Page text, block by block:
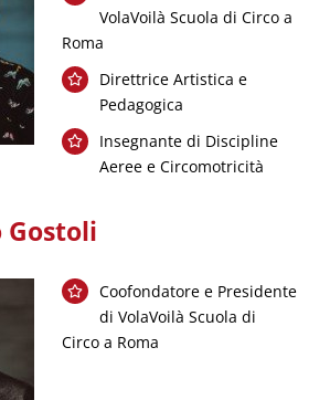
VolaVoilà Scuola di Circo a
Roma
Direttrice Artistica e
Pedagogica
Insegnante di Discipline
Aeree e Circomotricità
Coofondatore e Presidente
di VolaVoilà Scuola di
Circo a Roma